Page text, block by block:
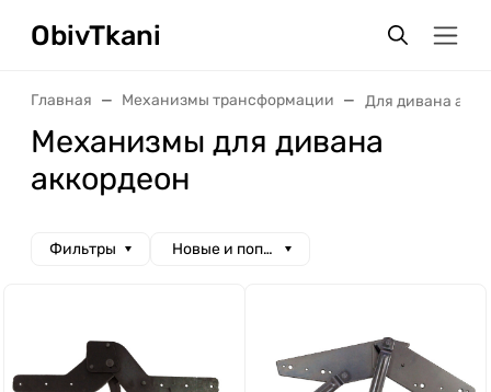
ObivTkani
Главная Механизмы трансформации Для дивана
Механизмы для дивана
аккордеон
Фильтры Новые и популярные